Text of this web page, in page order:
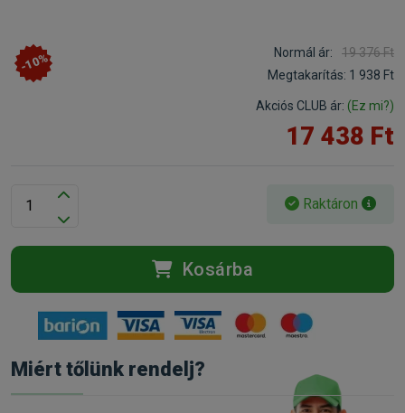
-10% Normál ár:
19 376 Ft
Megtakarítás: 1 938 Ft
Akciós CLUB ár: (Ez mi?)
17 438 Ft
Raktáron
Kosárba
Miért tőlünk rendelj?